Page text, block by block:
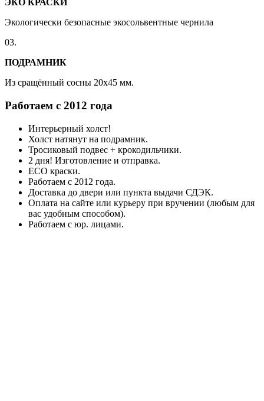
ЭКО КРАСКИ
Экологически безопасные экосольвентные чернила
03.
ПОДРАМНИК
Из сращённый сосны 20x45 мм.
Работаем с 2012 года
Интерьерный холст!
Холст натянут на подрамник.
Тросиковый подвес + крокодильчики.
2 дня! Изготовление и отправка.
ECO краски.
Работаем с 2012 года.
Доставка до двери или пункта выдачи СДЭК.
Оплата на сайте или курьеру при вручении (любым для
вас удобным способом).
Работаем с юр. лицами.